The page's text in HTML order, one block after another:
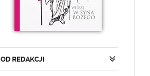
OD REDAKCJI